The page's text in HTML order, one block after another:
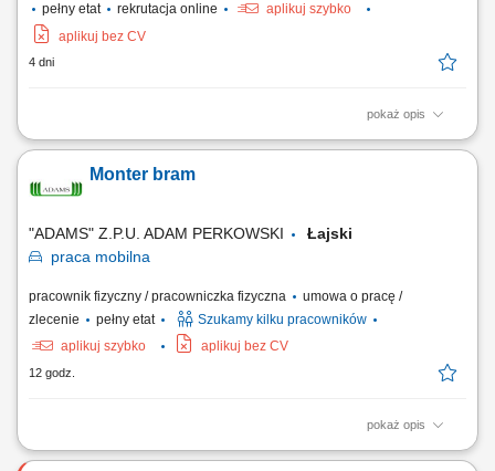
pełny etat
rekrutacja online
aplikuj szybko
aplikuj bez CV
4 dni
pokaż opis
Otrzymasz całkowitą stawkę brutto w wysokości 20,70 € za godzinę. Jej
ta obejmuje wynagrodzenie podstawowe w wysokości 18,00 € za
godzinę, powiększone o dodatek ADV, dodatek urlopowy oraz udział w
Monter bram
"ADAMS" Z.P.U. ADAM PERKOWSKI
Łajski
praca mobilna
pracownik fizyczny / pracowniczka fizyczna
umowa o pracę /
zlecenie
pełny etat
Szukamy kilku pracowników
aplikuj szybko
aplikuj bez CV
12 godz.
pokaż opis
Montaż bram przemysłowych; Możliwość pracy na czas nieokreślony,